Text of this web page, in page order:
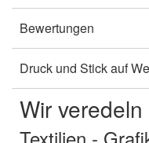
Bewertungen
Druck und Stick auf
Wir